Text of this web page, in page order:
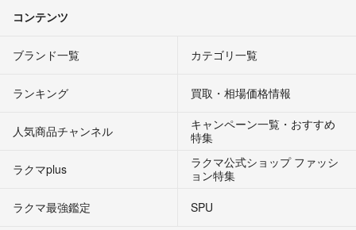
コンテンツ
ブランド一覧 カテゴリ一覧
ランキング 買取・相場価格情報
人気商品チャンネル
キャンペーン一覧・おすすめ
特集
ラクマplus
ラクマ公式ショップ ファッシ
ョン特集
ラクマ最強鑑定
SPU